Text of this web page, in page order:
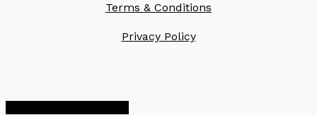
Terms & Conditions
Privacy Policy